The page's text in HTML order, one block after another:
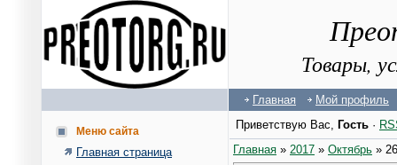
Товары,
Главная Мой профиль
Меню сайта
Главная страница
Приветствую Вас, Гость ·
Главная » 2017 » Октябрь » 26